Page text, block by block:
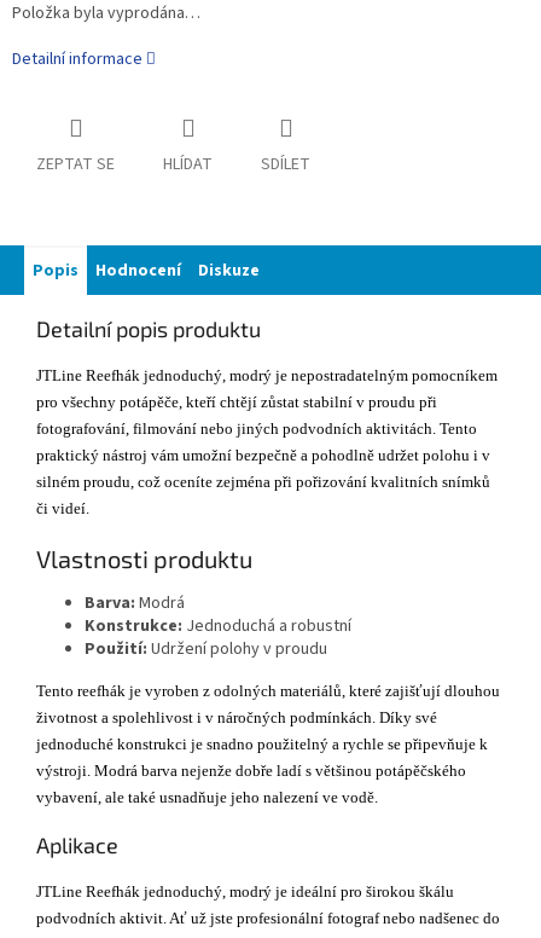
Položka byla vyprodána…
Detailní informace
ZEPTAT SE HLÍDAT SDÍLET
Popis Hodnocení Diskuze
Detailní popis produktu
JTLine Reefhák jednoduchý, modrý je nepostradatelným pomocníkem
pro všechny potápěče, kteří chtějí zůstat stabilní v proudu při
fotografování, filmování nebo jiných podvodních aktivitách. Tento
praktický nástroj vám umožní bezpečně a pohodlně udržet polohu i v
silném proudu, což oceníte zejména při pořizování kvalitních snímků
či videí.
Vlastnosti produktu
Barva: Modrá
Konstrukce: Jednoduchá a robustní
Použití: Udržení polohy v proudu
Tento reefhák je vyroben z odolných materiálů, které zajišťují dlouhou
životnost a spolehlivost i v náročných podmínkách. Díky své
jednoduché konstrukci je snadno použitelný a rychle se připevňuje k
výstroji. Modrá barva nejenže dobře ladí s většinou potápěčského
vybavení, ale také usnadňuje jeho nalezení ve vodě.
Aplikace
JTLine Reefhák jednoduchý, modrý je ideální pro širokou škálu
podvodních aktivit. Ať už jste profesionální fotograf nebo nadšenec do